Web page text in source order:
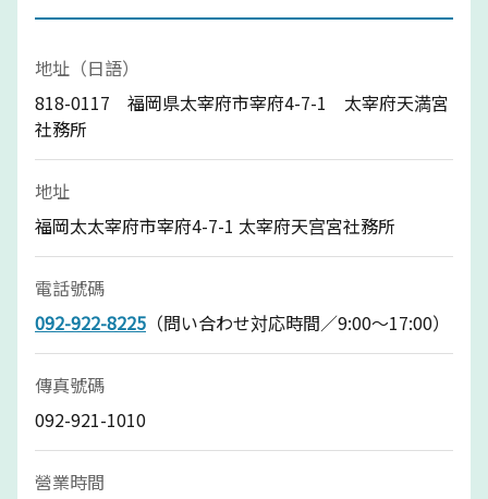
地址（日語）
818-0117 福岡県太宰府市宰府4-7-1 太宰府天満宮
社務所
地址
福岡太太宰府市宰府4-7-1 太宰府天宫宮社務所
電話號碼
092-922-8225 （問い合わせ対応時間／9:00～17:00）
傳真號碼
092-921-1010
營業時間